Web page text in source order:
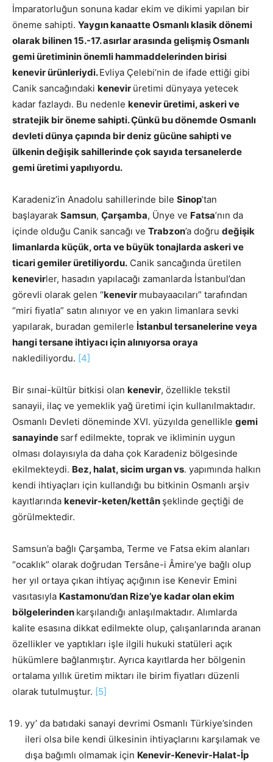
İmparatorluğun sonuna kadar ekim ve dikimi yapılan bir
öneme sahipti. Yaygın kanaatte Osmanlı klasik dönemi
olarak bilinen 15.-17. asırlar arasında gelişmiş Osmanlı
gemi üretiminin önemli hammaddelerinden birisi
kenevir ürünleriydi.Evliya Çelebi’nin de ifade ettiği gibi
Canik sancağındaki kenevir üretimi dünyaya yetecek
kadar fazlaydı. Bu nedenle kenevir üretimi, askeri ve
stratejik bir öneme sahipti. Çünkü bu dönemde Osmanlı
devleti dünya çapında bir deniz gücüne sahipti ve
ülkenin değişik sahillerinde çok sayıda tersanelerde
gemi üretimi yapılıyordu.
Karadeniz’in Anadolu sahillerinde bile Sinop’tan
başlayarak Samsun, Çarşamba, Ünye ve Fatsa’nın da
içinde olduğu Canik sancağı ve Trabzon’a doğru değişik
limanlarda küçük, orta ve büyük tonajlarda askeri ve
ticari gemiler üretiliyordu. Canik sancağında üretilen
kenevirler, hasadın yapılacağı zamanlarda İstanbul’dan
görevli olarak gelen “kenevir mubayaacıları” tarafından
“miri fiyatla” satın alınıyor ve en yakın limanlara sevki
yapılarak, buradan gemilerle İstanbul tersanelerine veya
hangi tersane ihtiyacı için alınıyorsa oraya
naklediliyordu. [4]
Bir sınai-kültür bitkisi olan kenevir, özellikle tekstil
sanayii, ilaç ve yemeklik yağ üretimi için kullanılmaktadır.
Osmanlı Devleti döneminde XVI. yüzyılda genellikle gemi
sanayinde sarf edilmekte, toprak ve ikliminin uygun
olması dolayısıyla da daha çok Karadeniz bölgesinde
ekilmekteydi. Bez, halat, sicim urgan vs. yapımında halkın
kendi ihtiyaçları için kullandığı bu bitkinin Osmanlı arşiv
kayıtlarında kenevir-keten/kettân şeklinde geçtiği de
görülmektedir.
Samsun’a bağlı Çarşamba, Terme ve Fatsa ekim alanları
“ocaklık” olarak doğrudan Tersâne-i Âmire’ye bağlı olup
her yıl ortaya çıkan ihtiyaç açığının ise Kenevir Emini
vasıtasıyla Kastamonu’dan Rize’ye kadar olan ekim
bölgelerinden karşılandığı anlaşılmaktadır. Alımlarda
kalite esasına dikkat edilmekte olup, çalışanlarında aranan
özellikler ve yaptıkları işle ilgili hukuki statüleri açık
hükümlere bağlanmıştır. Ayrıca kayıtlarda her bölgenin
ortalama yıllık üretim miktarı ile birim fiyatları düzenli
olarak tutulmuştur. [5]
yy’ da batıdaki sanayi devrimi Osmanlı Türkiye’sinden
ileri olsa bile kendi ülkesinin ihtiyaçlarını karşılamak ve
dışa bağımlı olmamak için Kenevir-Kenevir-Halat-İp